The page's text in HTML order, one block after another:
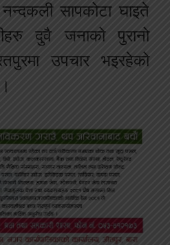
सापकोटा घाइते
दुवै जनाको पुरानो
उपचार भइरहेको